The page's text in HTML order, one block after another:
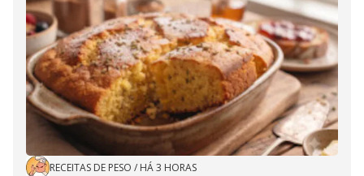
RECEITAS DE PESO / HÁ 3 HORAS